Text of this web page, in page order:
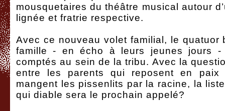
mousquetaires du théâtre musical autour
lignée et fratrie respective.
Avec ce nouveau volet familial, le
famille - en écho à leurs jeunes jours
comptés au sein de la tribu. Avec la
entre les parents qui reposent en
mangent les pissenlits par la racine, la
qui diable sera le prochain appelé?